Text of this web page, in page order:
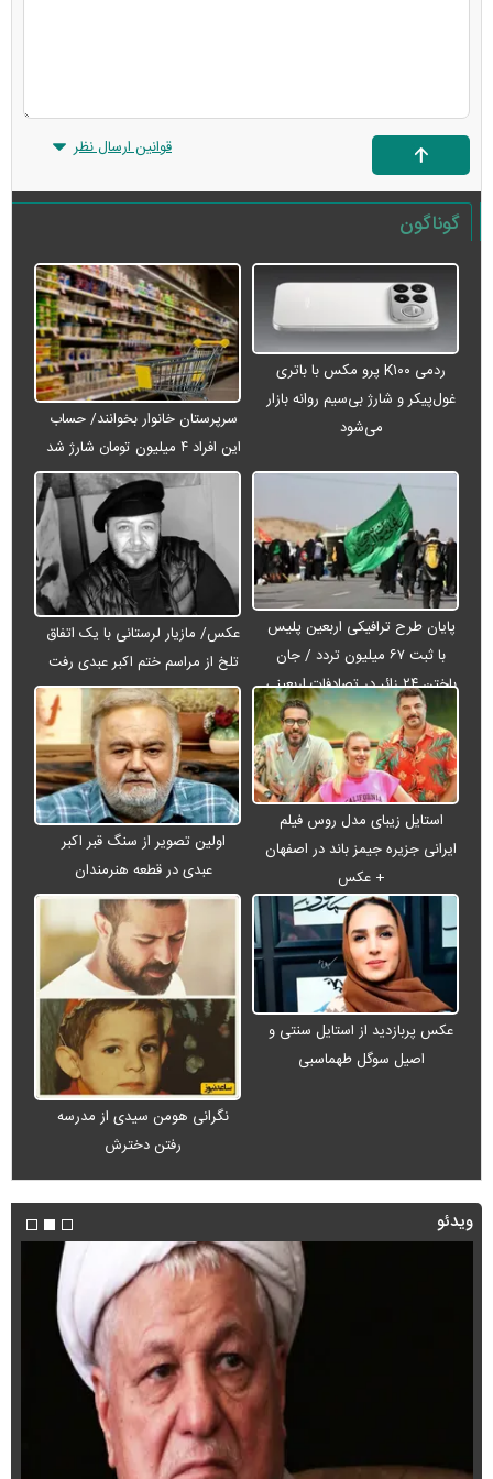
قوانین ارسال نظر
گوناگون
ردمی K۱۰۰ پرو مکس با باتری
غول‌پیکر و شارژ بی‌سیم روانه بازار
می‌شود
سرپرستان خانوار بخوانند/ حساب
این افراد ۴ میلیون تومان شارژ شد
پایان طرح ترافیکی اربعین پلیس
با ثبت ۶۷ میلیون تردد / جان
باختن ۲۴ زائر در تصادفات اربعینی
عکس/ مازیار لرستانی با یک اتفاق
تلخ از مراسم ختم اکبر عبدی رفت
استایل زیبای مدل روس فیلم
ایرانی جزیره جیمز باند در اصفهان
+ عکس
اولین تصویر از سنگ قبر اکبر
عبدی در قطعه هنرمندان
عکس پربازدید از استایل سنتی و
اصیل سوگل طهماسبی
نگرانی هومن سیدی از مدرسه
رفتن دخترش
ویدئو